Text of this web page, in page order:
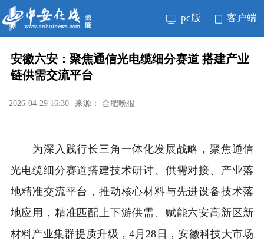
pc版 客户端
安徽六安：聚焦通信光电缆细分赛道 搭建产业
链供需交流平台
2026-04-29 16:30 来源： 合肥晚报
为深入践行长三角一体化发展战略，聚焦通信
光电缆细分赛道搭建技术研讨、供需对接、产业落
地精准交流平台，推动核心材料与先进设备技术落
地应用，精准匹配上下游供需、赋能六安高新区新
材料产业集群提质升级，4月28日，安徽科技大市场